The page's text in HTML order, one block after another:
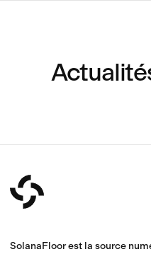
SolanaFloor est la source